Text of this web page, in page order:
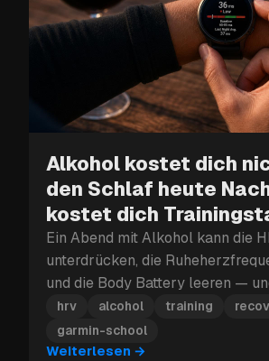
Alkohol kostet dich
den Schlaf heute
kostet dich
Ein Abend mit Alkohol kann die
unterdrücken, die
und die Body Battery leeren —
einem Trainingsblock kann
Erholungsverlust mehr kosten
nächsten Tag.
hrv alcohol training
garmin-school
Weiterlesen →